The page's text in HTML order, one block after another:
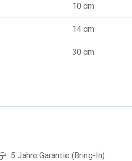
10 cm
14 cm
30 cm
5 Jahre Garantie (Bring-In)